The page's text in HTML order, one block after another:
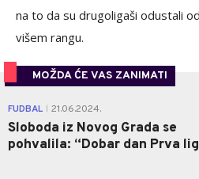
na to da su drugoligaši odustali
višem rangu.
MOŽDA ĆE VAS ZANIMATI
FUDBAL 21.06.2024.
Sloboda iz Novog Grada se
pohvalila: “Dobar dan Prva